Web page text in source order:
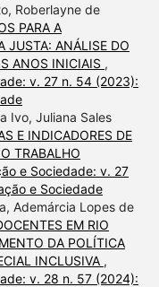
Roberlayne de
PARA A
JUSTA: ANÁLISE DO
ANOS INICIAIS ,
v. 27 n. 54 (2023):
Ivo, Juliana Sales
E INDICADORES DE
TRABALHO
e Sociedade: v. 27
e Sociedade
Ademárcia Lopes de
EM RIO
DA POLÍTICA
INCLUSIVA ,
v. 28 n. 57 (2024):